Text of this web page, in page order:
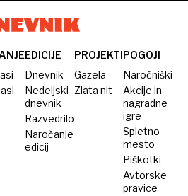
EDICIJE
Dnevnik
Nedeljski
dnevnik
Razvedrilo
Naročanje
edicij
PROJEKTI
Gazela
Zlata nit
POGOJI
Naročniški
Akcije in
nagradne
igre
Spletno
mesto
Piškotki
Avtorske
pravice